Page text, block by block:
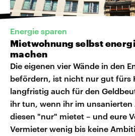
Energie sparen
Mietwohnung selbst
machen
Die eigenen vier Wände in den
befördern, ist nicht nur gut fürs
langfristig auch für den
ihr tun, wenn ihr im
diesen "nur" mietet – und eure
Vermieter wenig bis keine